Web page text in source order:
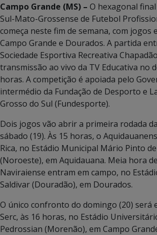
Campo Grande (MS) – O hexagonal
Sul-Mato-Grossense de Futebol
começa neste fim de semana, com jogos
Campo Grande e Dourados. A partida
Sociedade Esportiva Recreativa
transmissão ao vivo da TV Educativa no
horas. A competição é apoiada pelo
intermédio da Fundação de Desporto e
Grosso do Sul (Fundesporte).
Dois jogos vão abrir a primeira rodada
sábado (19). Às 15 horas, o
Rica, no Estádio Municipal Mário Pinto
(Noroeste), em Aquidauana. Meia hora
Naviraiense entram em campo, no
Saldivar (Douradão), em Dourados.
O único confronto do domingo (20) será
Serc, às 16 horas, no Estádio
Pedrossian (Morenão), em Campo